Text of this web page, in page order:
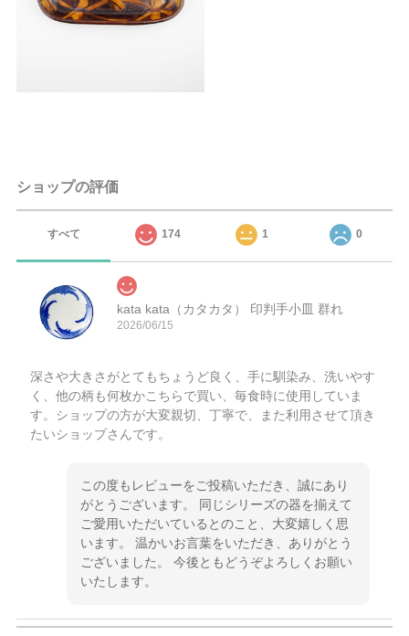
ショップの評価
すべて 174 1 0
kata kata（カタカタ） 印判手小皿 群れ
2026/06/15
深さや大きさがとてもちょうど良く、手に馴染み、洗いやす
く、他の柄も何枚かこちらで買い、毎食時に使用していま
す。ショップの方が大変親切、丁寧で、また利用させて頂き
たいショップさんです。
この度もレビューをご投稿いただき、誠にあり
がとうございます。 同じシリーズの器を揃えて
ご愛用いただいているとのこと、大変嬉しく思
います。 温かいお言葉をいただき、ありがとう
ございました。 今後ともどうぞよろしくお願い
いたします。